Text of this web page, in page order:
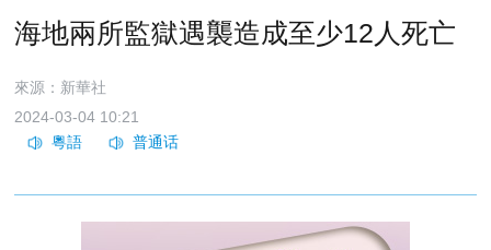
海地兩所監獄遇襲造成至少12人死亡
來源：新華社
2024-03-04 10:21